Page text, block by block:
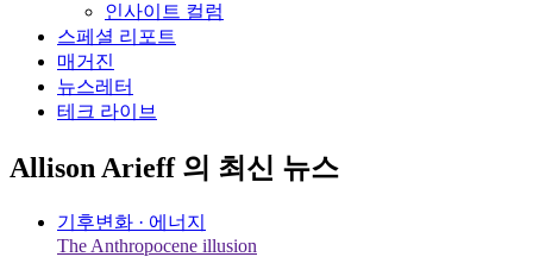
인사이트 컬럼
스페셜 리포트
매거진
뉴스레터
테크 라이브
Allison Arieff 의 최신 뉴스
기후변화 · 에너지
The Anthropocene illusion